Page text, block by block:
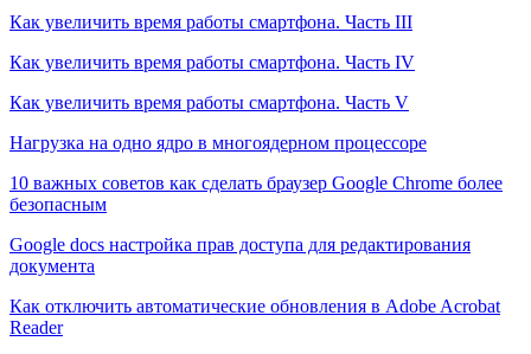
Как увеличить время работы смартфона. Часть III
Как увеличить время работы смартфона. Часть IV
Как увеличить время работы смартфона. Часть V
Нагрузка на одно ядро в многоядерном процессоре
10 важных советов как сделать браузер Google Chrome более
безопасным
Google docs настройка прав доступа для редактирования
документа
Как отключить автоматические обновления в Adobe Acrobat
Reader